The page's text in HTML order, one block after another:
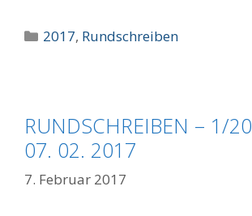
Kategorien
2017, Rundschreiben
RUNDSCHREIBEN – 1/
07. 02. 2017
7. Februar 2017